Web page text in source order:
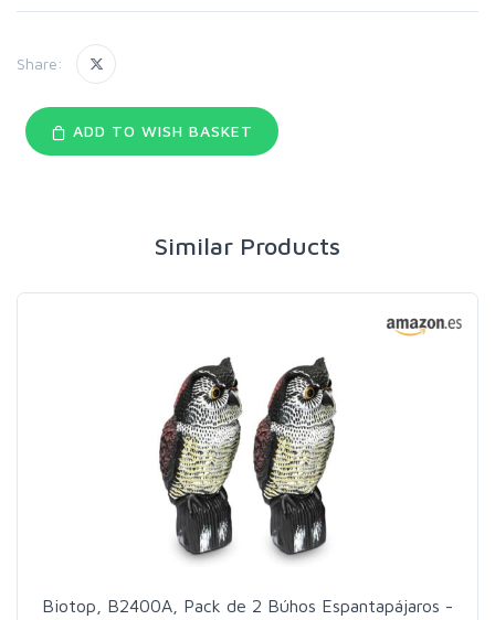
Share:
ADD TO WISH BASKET
Similar Products
Biotop, B2400A, Pack de 2 Búhos Espantapájaros -